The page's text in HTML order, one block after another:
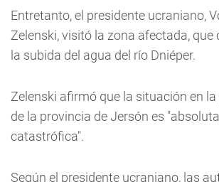
Entretanto, el presidente ucraniano,
Zelenski, visitó la zona afectada, que
la subida del agua del río Dniéper.
Zelenski afirmó que la situación en
de la provincia de Jersón es
catastrófica".
Según el presidente ucraniano, las